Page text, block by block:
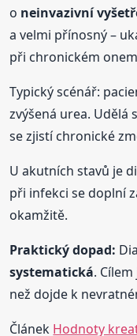
o neinvazivní
a velmi přínosný –
při chronickém
Typický scénář:
zvýšená urea. Udělá
se zjistí chronické
U akutních stavů je
při infekci se doplní
okamžitě.
Praktický dopad:
systematická.
než dojde k
Článek Hodnoty